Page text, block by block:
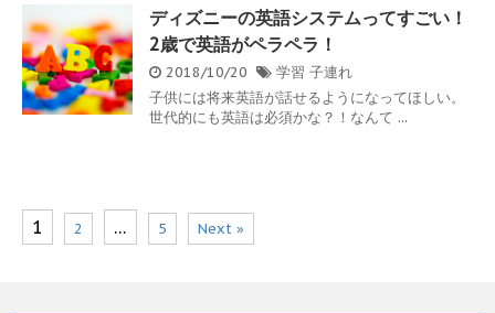
ディズニーの英語システムってすごい！
2歳で英語がペラペラ！
2018/10/20 学習 子連れ
子供には将来英語が話せるようになってほしい。
世代的にも英語は必須かな？！なんて ...
1 2 … 5 Next »